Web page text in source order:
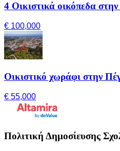
4 Οικιστικά οικόπεδα
€ 100,000
Οικιστικό χωράφι στην
€ 55,000
Πολιτική Δημοσίευσης